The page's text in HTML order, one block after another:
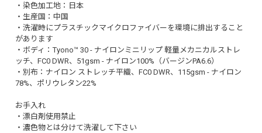
・染色加工地：日本
・生産国：中国
・洗濯時にプラスチックマイクロファイバーを環境に排出すること
があります
・ボディ：Tyono™ 30 - ナイロンミニリップ 軽量メカニカルストレ
ッチ、FC0 DWR、51gsm - ナイロン100%（バージンPA6.6）
・別布：ナイロン ストレッチ平織、FC0 DWR、115gsm - ナイロン
78%、ポリウレタン22%
お手入れ
・漂白剤使用禁止
・濃色物とは分けて洗濯して下さい